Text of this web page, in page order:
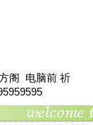
阁 电脑前 祈